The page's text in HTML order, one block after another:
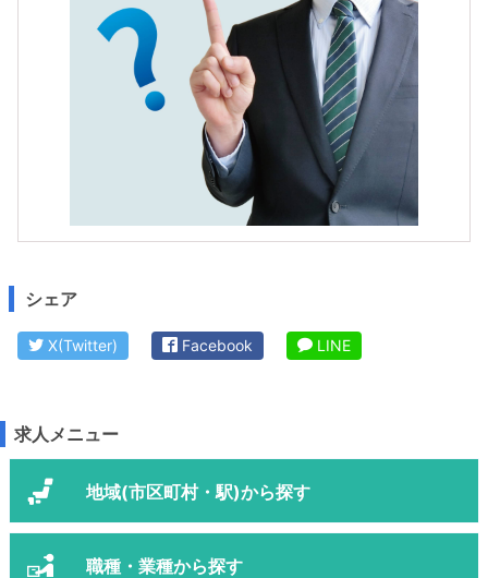
シェア
X(Twitter) Facebook LINE
求人メニュー
地域(市区町村・駅)から探す
職種・業種から探す